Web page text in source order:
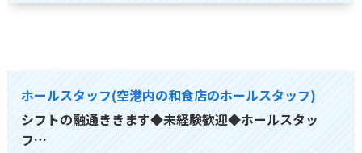
ホールスタッフ(空港内の和食店のホールスタッフ)
シフトの融通ききます◆未経験歓迎◆ホールスタッ
フ…